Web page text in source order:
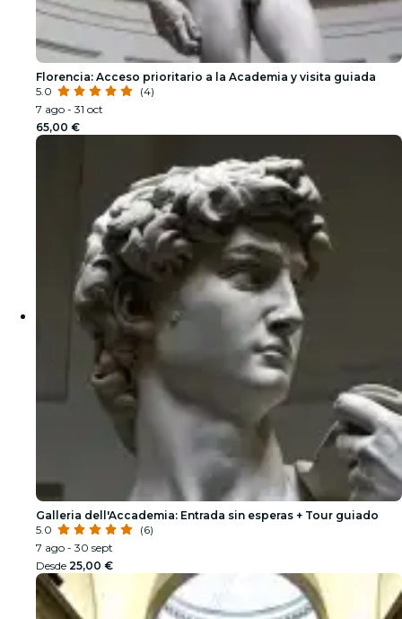
Florencia: Acceso prioritario a la Academia y visita guiada
5.0
(4)
7 ago - 31 oct
65,00 €
Galleria dell'Accademia: Entrada sin esperas + Tour guiado
5.0
(6)
7 ago - 30 sept
Desde 25,00 €